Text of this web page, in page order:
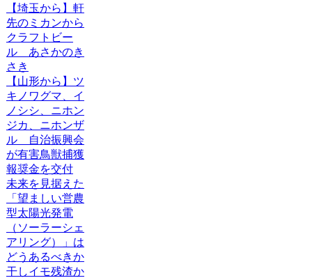
【埼玉から】軒
先のミカンから
クラフトビー
ル あさかのき
さき
【山形から】ツ
キノワグマ、イ
ノシシ、ニホン
ジカ、ニホンザ
ル 自治振興会
が有害鳥獣捕獲
報奨金を交付
未来を見据えた
「望ましい営農
型太陽光発電
（ソーラーシェ
アリング）」は
どうあるべきか
干しイモ残渣か